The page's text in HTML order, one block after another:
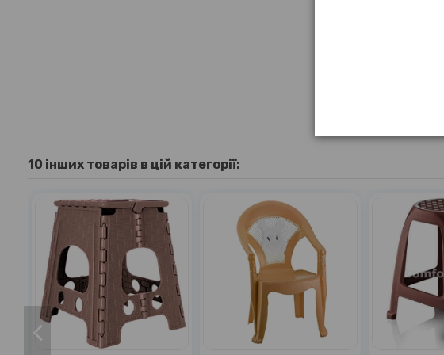
10 інших товарів в цій категорії: